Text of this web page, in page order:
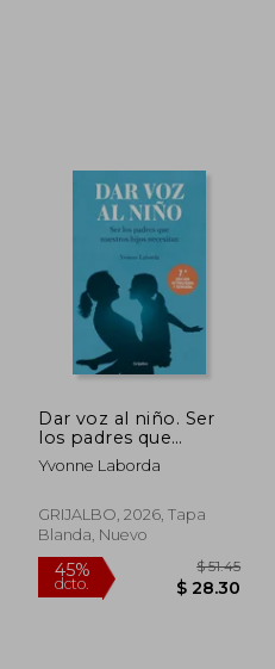
45%
dcto.
Dar voz al niño. Ser
los padres que
nuestros hijos
necesitan
Yvonne Laborda
GRIJALBO, 2026, Tapa
Blanda, Nuevo